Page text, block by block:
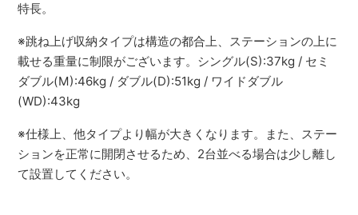
特長。
※跳ね上げ収納タイプは構造の都合上、ステーションの上に
載せる重量に制限がございます。シングル(S):37kg / セミ
ダブル(M):46kg / ダブル(D):51kg / ワイドダブル
(WD):43kg
※仕様上、他タイプより幅が大きくなります。また、ステー
ションを正常に開閉させるため、2台並べる場合は少し離し
て設置してください。